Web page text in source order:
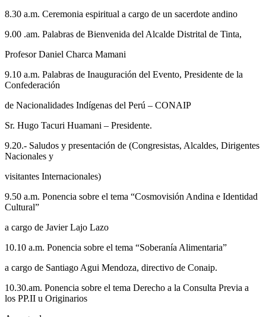
8.30 a.m. Ceremonia espiritual a cargo de un sacerdote andino
9.00 .am. Palabras de Bienvenida del Alcalde Distrital de Tinta,
Profesor Daniel Charca Mamani
9.10 a.m. Palabras de Inauguración del Evento, Presidente de la
Confederación
de Nacionalidades Indígenas del Perú – CONAIP
Sr. Hugo Tacuri Huamani – Presidente.
9.20.- Saludos y presentación de (Congresistas, Alcaldes, Dirigentes
Nacionales y
visitantes Internacionales)
9.50 a.m. Ponencia sobre el tema “Cosmovisión Andina e Identidad
Cultural”
a cargo de Javier Lajo Lazo
10.10 a.m. Ponencia sobre el tema “Soberanía Alimentaria”
a cargo de Santiago Agui Mendoza, directivo de Conaip.
10.30.am. Ponencia sobre el tema Derecho a la Consulta Previa a
los PP.II u Originarios